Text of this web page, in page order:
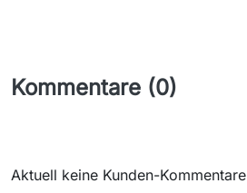
Kommentare (0)
Aktuell keine Kunden-Kommentare